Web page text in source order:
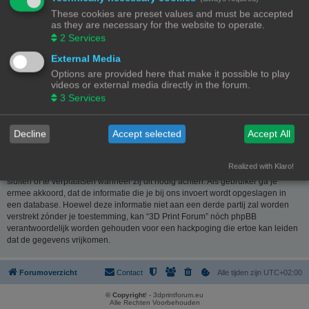
website www.phpbb.nl
. De phpBB-software maakt internetgebaseerde
discussies mogelijk. phpBB Limited is niet verantwoordelijk voor wat wordt
toegestaan of juist geweigerd als toelaatbare inhoud en/of gedrag. Meer
informatie over phpBB kun je vinden op
Nederlandstalige website
Je verklaart geen berichten te plaatsen die kwetsend, obsceen, vulgair,
lasterlijk, haatdragend, dreigend, seksueel georiënteerd of enig ander
materiaal bevat die de wetten van je eigen land, het land waar “3D Print
van dergelijke berichten kan ertoe leiden dat je met onmiddellijke ingang en
permanent wordt verbannen van dit forum. Tevens kan je provider worden
ingelicht. De IP-adressen van alle berichten worden opgeslagen om deze
Forum” het recht heeft om ieder onderwerp te verwijderen, te wijzigen, te
sluiten of te verplaatsen wanneer zij dit nodig achten. Als gebruiker ga je
ermee akkoord, dat de informatie die je bij ons invoert wordt opgeslagen in
een database. Hoewel deze informatie niet aan een derde partij zal worden
verstrekt zónder je toestemming, kan “3D Print Forum” nóch phpBB
verantwoordelijk worden gehouden voor een hackpoging die ertoe kan leiden
dat de gegevens vrijkomen.
Forumoverzicht Alle tijden zijn UTC+02:00
Contact
© Copyright! - 3dprintforum.eu
Alle Rechten Voorbehouden
These cookies are preset values and must be accepted
as they are necessary for the website to operate.
2 Services
External Media
Options are provided here that make it possible to play
videos or external media directly in the forum.
3 Services
Decline Accept selected Accept All
Realized with Klaro!